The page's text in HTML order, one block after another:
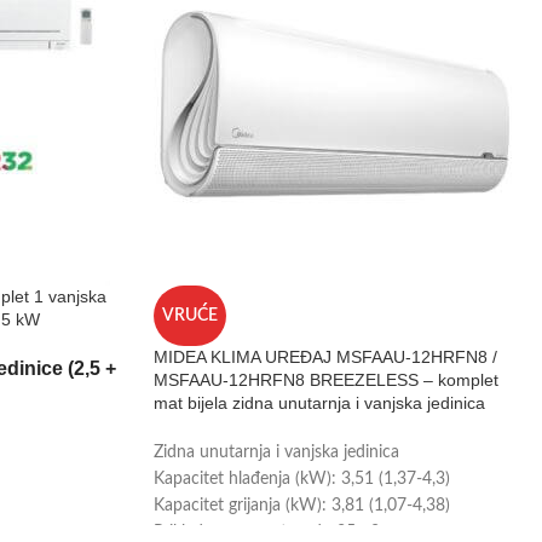
1 vanjska
kW
(2,5 +
VRUĆE
MIDEA KLIMA UREĐAJ MSFAAU-12HRFN8 /
MSFAAU-12HRFN8 BREEZELESS – komplet
mat bijela zidna unutarnja i vanjska jedinica
Zidna unutarnja i vanjska jedinica
Kapacitet hlađenja (kW): 3,51 (1,37-4,3)
Kapacitet grijanja (kW): 3,81 (1,07-4,38)